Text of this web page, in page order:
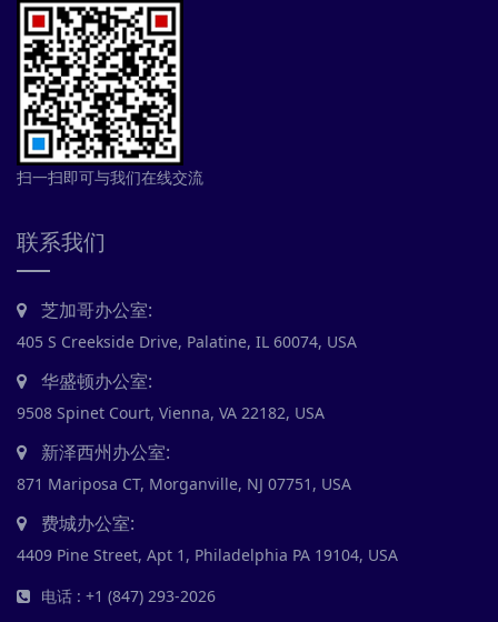
扫一扫即可与我们在线交流
联系我们
芝加哥办公室:
405 S Creekside Drive, Palatine, IL 60074, USA
华盛顿办公室:
9508 Spinet Court, Vienna, VA 22182, USA
新泽西州办公室:
871 Mariposa CT, Morganville, NJ 07751, USA
费城办公室:
4409 Pine Street, Apt 1, Philadelphia PA 19104, USA
电话 : +1 (847) 293-2026